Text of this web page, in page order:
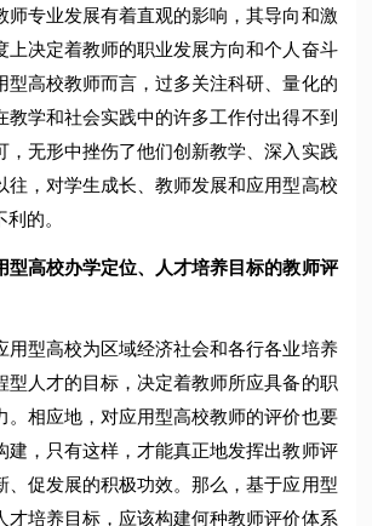
师专业发展有着直观的影响，其导向和激
上决定着教师的职业发展方向和个人奋斗
型高校教师而言，过多关注科研、量化的
教学和社会实践中的许多工作付出得不到
，无形中挫伤了他们创新教学、深入实践
往，对学生成长、教师发展和应用型高校
的。
型高校办学定位、人才培养目标的教师评
用型高校为区域经济社会和各行各业培养
型人才的目标，决定着教师所应具备的职
。相应地，对应用型高校教师的评价也要
建，只有这样，才能真正地发挥出教师评
、促发展的积极功效。那么，基于应用型
才培养目标，应该构建何种教师评价体系